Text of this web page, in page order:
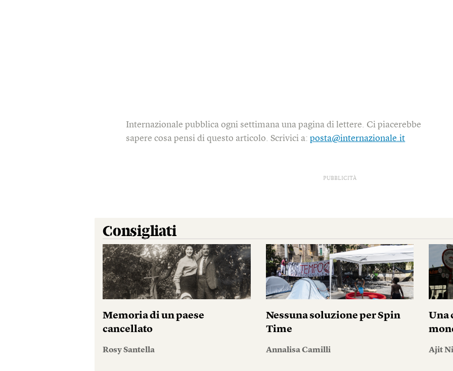
Internazionale pubblica ogni settimana una pagina di lettere. Ci piacerebbe
sapere cosa pensi di questo articolo. Scrivici a:posta@internazionale.it
PUBBLICITÀ
Consigliati
Memoria di un paese
cancellato
Rosy Santella
Nessuna soluzione per Spin
Time
Annalisa Camilli
Una
Ajit